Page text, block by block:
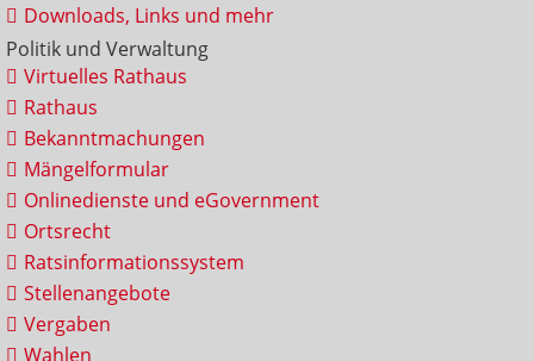
Downloads, Links und mehr
Politik und Verwaltung
Virtuelles Rathaus
Rathaus
Bekanntmachungen
Mängelformular
Onlinedienste und eGovernment
Ortsrecht
Ratsinformationssystem
Stellenangebote
Vergaben
Wahlen